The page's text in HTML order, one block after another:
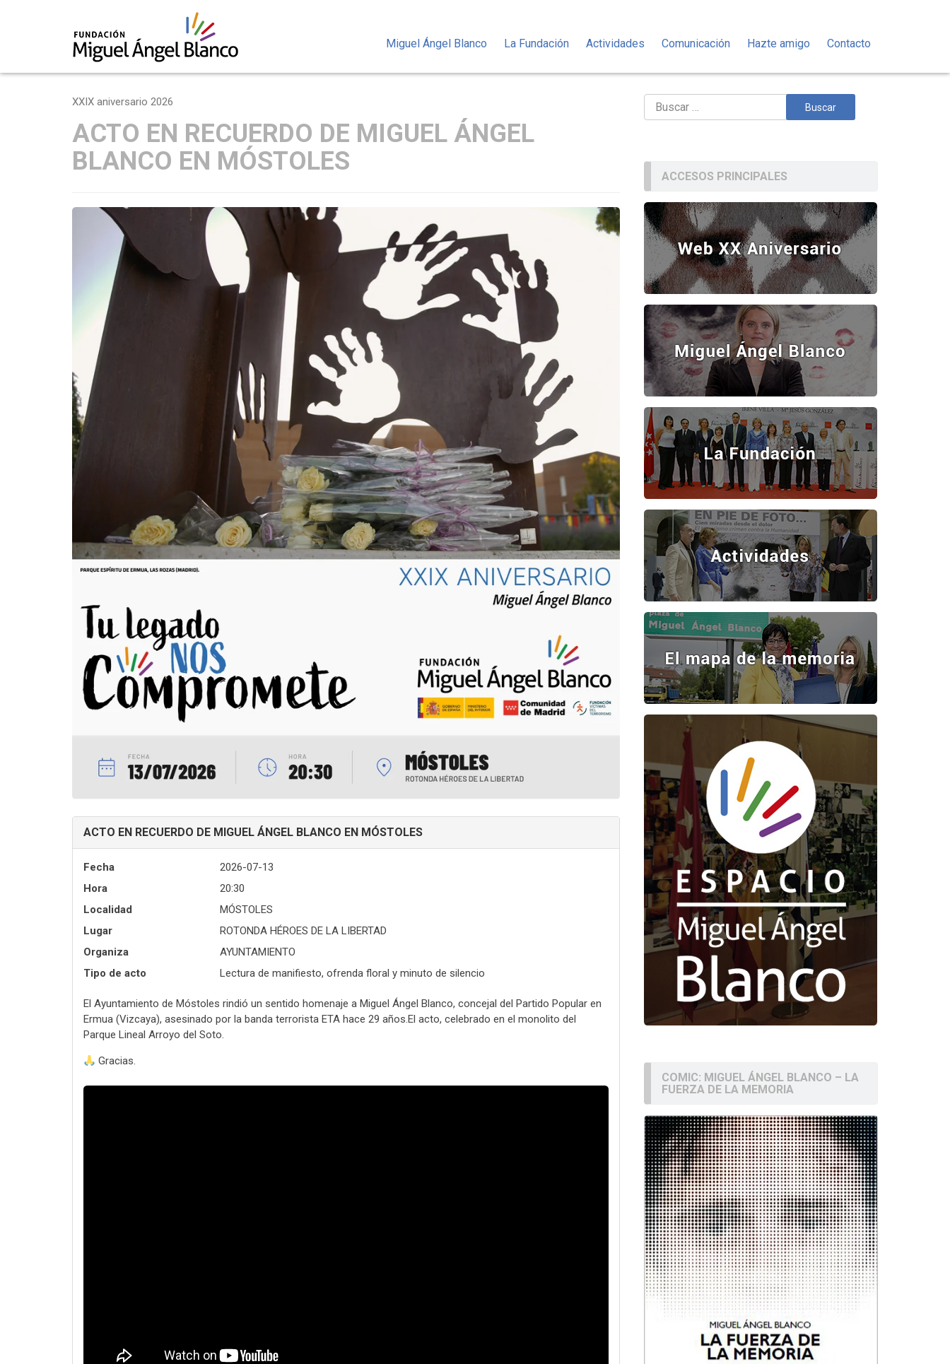
Miguel Ángel Blanco La Fundación Actividades Comunicación Hazte amigo Contacto
XXIX aniversario 2026
ACTO EN RECUERDO DE MIGUEL ÁNGEL
BLANCO EN MÓSTOLES
ACTO EN RECUERDO DE MIGUEL ÁNGEL BLANCO EN MÓSTOLES
Fecha
2026-07-13
Hora
20:30
Localidad
MÓSTOLES
Lugar
ROTONDA HÉROES DE LA LIBERTAD
Organiza
AYUNTAMIENTO
Tipo de acto
Lectura de manifiesto, ofrenda floral y minuto de silencio
El Ayuntamiento de Móstoles rindió un sentido homenaje a Miguel Ángel Blanco, concejal del Partido Popular en
Ermua (Vizcaya), asesinado por la banda terrorista ETA hace 29 años.El acto, celebrado en el monolito del
Parque Lineal Arroyo del Soto.
Gracias.
Buscar:
ACCESOS PRINCIPALES
COMIC: MIGUEL ÁNGEL BLANCO – LA
FUERZA DE LA MEMORIA